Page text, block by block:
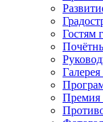
Гостям
Премия